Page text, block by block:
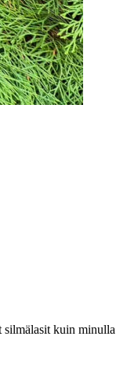
silmälasit kuin minulla